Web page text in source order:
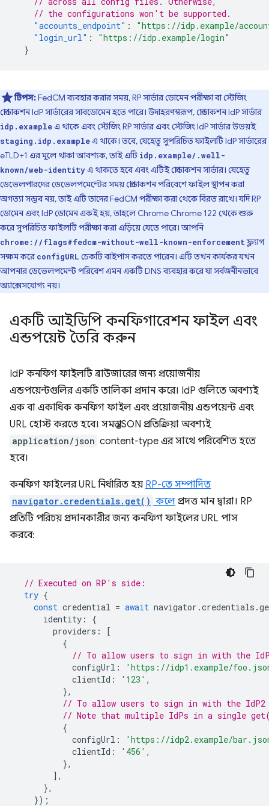
// the configurations won't be supported.
"accounts_endpoint" :
"https://idp.example/
"login_url" :
"https://idp.example/login"
}
টিপস:FedCM ব্যবহার করার সময়, RP সার্ভার ডোমেন পরীক্ষা বা স্টেজিং
প্রোডাকশন IdP সার্ভারের সাবডোমেন হতে পারে। উদাহরণস্বরূপ, প্রোডাকশন IdP সার্ভার
idp.exampleএ থাকে এবং স্টেজিং RP সার্ভার এবং স্টেজিং IdP সার্ভার উভয়ই
staging.idp.exampleএ থাকে। তবে, যেহেতু সুপরিচিত ফাইলটি IdP সার্ভারের
eTLD+1 এর মূলে থাকা আবশ্যক, তাই এটি idp.example/.well-
known/web-identityএ থাকতে হবে এবং এটিই প্রোডাকশন সার্ভার। যেহেতু
ডেভেলপারদের ডেভেলপমেন্টের সময় প্রোডাকশন পরিবেশে ফাইল স্থাপন করা
অগত্যা সম্ভব নয়, তাই এটি তাদের FedCM পরীক্ষা করা থেকে বিরত রাখে। যদি RP
ডোমেন এবং IdP ডোমেন একই হয়, তাহলে Chrome Chrome 122 থেকে শুরু
করে সুপরিচিত ফাইলটি পরীক্ষা করা এড়িয়ে যেতে পারে। আপনি
chrome://flags#fedcm-without-well-known-enforcementফ্ল্যাগ
সক্ষম করেconfigURL চেকটি বাইপাস করতে পারেন। এটি তখন কার্যকর যখন
আপনার ডেভেলপমেন্ট পরিবেশ এমন একটি DNS ব্যবহার করে যা সর্বজনীনভাবে
অ্যাক্সেসযোগ্য নয়।
একটি আইডিপি কনফিগারেশন ফাইল এবং
এন্ডপয়েন্ট তৈরি করুন
IdP কনফিগ ফাইলটি ব্রাউজারের জন্য প্রয়োজনীয়
এন্ডপয়েন্টগুলির একটি তালিকা প্রদান করে। IdP গুলিতে অবশ্যই
এক বা একাধিক কনফিগ ফাইল এবং প্রয়োজনীয় এন্ডপয়েন্ট এবং
URL হোস্ট করতে হবে। সমস্ত JSON প্রতিক্রিয়া অবশ্যই
application/json content-type এর সাথে পরিবেশিত হতে
হবে।
কনফিগ ফাইলের URL নির্ধারিত হয় RP-তে সম্পাদিত
navigator.credentials.get() কলে প্রদত্ত মান দ্বারা। RP
প্রতিটি পরিচয় প্রদানকারীর জন্য কনফিগ ফাইলের URL পাস
করবে:
// Executed on RP's side:
try {
const credential = await navigator .credentials .
identity :
{
providers :
[
{
// To allow users to sign in with the
configUrl :
'https://idp1.example/
clientId : '123' ,
},
// To allow users to sign in with the IdP2
// Note that multiple IdPs in a single get()
{
configUrl :
'https://idp2.example/
clientId : '456' ,
},
],
},
});